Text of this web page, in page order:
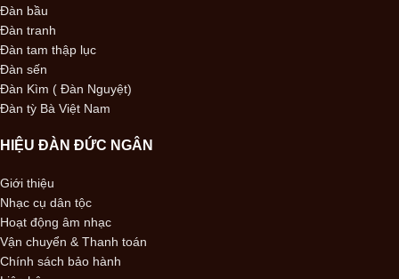
Đàn bầu
Đàn tranh
Đàn tam thập lục
Đàn sến
Đàn Kìm ( Đàn Nguyệt)
Đàn tỳ Bà Việt Nam
HIỆU ĐÀN ĐỨC NGÂN
Giới thiệu
Nhạc cụ dân tộc
Hoạt động âm nhạc
Vận chuyển & Thanh toán
Chính sách bảo hành